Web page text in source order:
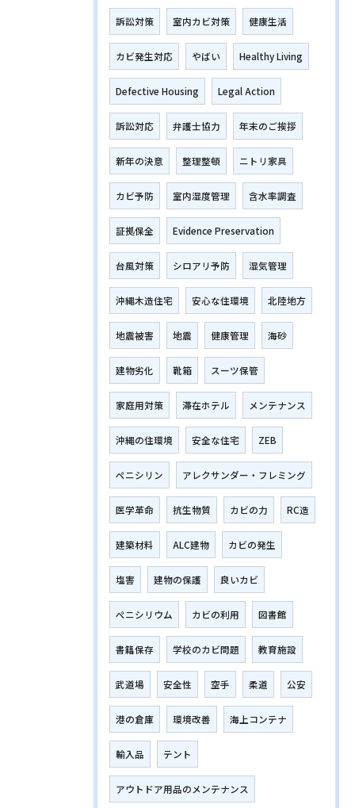
訴訟対策 室内カビ対策 健康生活
カビ発生対応 やばい Healthy Living
Defective Housing Legal Action
訴訟対応 弁護士協力 年末のご挨拶
新年の決意 整理整頓 ニトリ家具
カビ予防 室内湿度管理 含水率調査
証拠保全 Evidence Preservation
台風対策 シロアリ予防 湿気管理
沖縄木造住宅 安心な住環境 北陸地方
地震被害 地震 健康管理 海砂
建物劣化 靴箱 スーツ保管
家庭用対策 滞在ホテル メンテナンス
沖縄の住環境 安全な住宅 ZEB
ペニシリン アレクサンダー・フレミング
医学革命 抗生物質 カビの力 RC造
建築材料 ALC建物 カビの発生
塩害 建物の保護 良いカビ
ペニシリウム カビの利用 図書館
書籍保存 学校のカビ問題 教育施設
武道場 安全性 空手 柔道 公安
港の倉庫 環境改善 海上コンテナ
輸入品 テント
アウトドア用品のメンテナンス